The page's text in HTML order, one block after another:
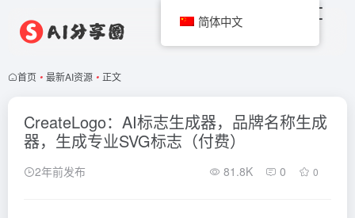
首页 • 最新AI资源 • 正文
CreateLogo：AI标志生成器，品牌名称生成
器，生成专业SVG标志（付费）
2年前发布 81.8K 0 0
简体中文